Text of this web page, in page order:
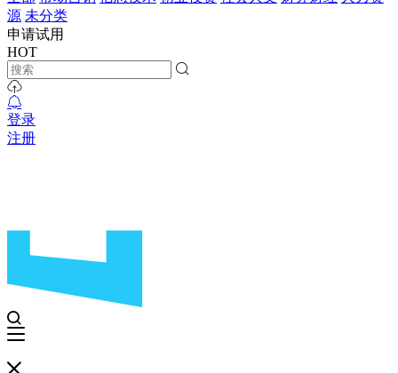
源 未分类
申请试用
HOT
登录
注册